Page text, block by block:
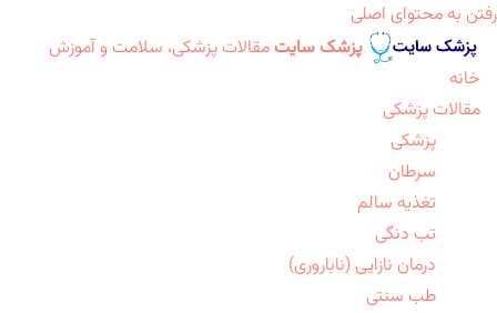
رفتن به محتوای اصلی
پزشک سایت مقالات پزشکی، سلامت و آموزش
خانه
مقالات پزشکی
پزشکی
سرطان
تغذیه سالم
تب دنگی
درمان نازایی (ناباروری)
طب سنتی